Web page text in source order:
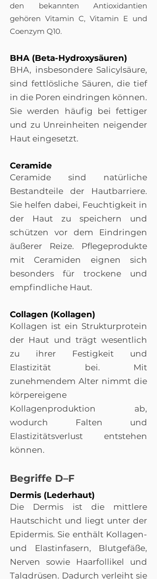
den bekannten Antioxidantien
gehören Vitamin C, Vitamin E und
Coenzym Q10.
BHA (Beta-Hydroxysäuren)
BHA, insbesondere Salicylsäure,
sind fettlösliche Säuren, die tief
in die Poren eindringen können.
Sie werden häufig bei fettiger
und zu Unreinheiten neigender
Haut eingesetzt.
Ceramide
Ceramide sind natürliche
Bestandteile der Hautbarriere.
Sie helfen dabei, Feuchtigkeit in
der Haut zu speichern und
schützen vor dem Eindringen
äußerer Reize. Pflegeprodukte
mit Ceramiden eignen sich
besonders für trockene und
empfindliche Haut.
Collagen (Kollagen)
Kollagen ist ein Strukturprotein
der Haut und trägt wesentlich
zu ihrer Festigkeit und
Elastizität bei. Mit
zunehmendem Alter nimmt die
körpereigene
Kollagenproduktion ab,
wodurch Falten und
Elastizitätsverlust entstehen
können.
Begriffe D–F
Dermis (Lederhaut)
Die Dermis ist die mittlere
Hautschicht und liegt unter der
Epidermis. Sie enthält Kollagen-
und Elastinfasern, Blutgefäße,
Nerven sowie Haarfollikel und
Talgdrüsen. Dadurch verleiht sie